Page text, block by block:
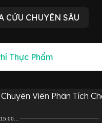
Chuyên Viên Phân Tích
15,00…